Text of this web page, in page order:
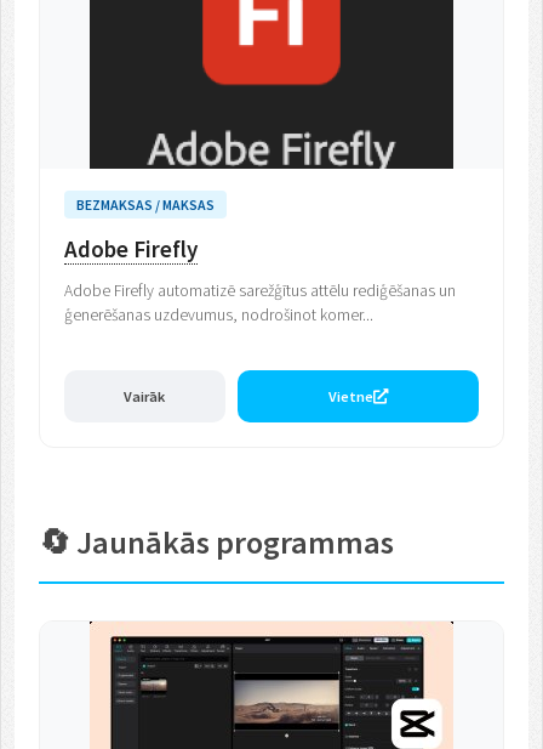
BEZMAKSAS / MAKSAS
Adobe Firefly
Adobe Firefly automatizē sarežģītus attēlu rediģēšanas un
ģenerēšanas uzdevumus, nodrošinot komer...
Vairāk Vietne
🔄 Jaunākās programmas